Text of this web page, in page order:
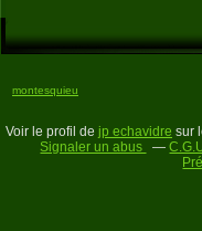
montesquieu
Voir le profil de jp echavidre sur
Signaler un abus